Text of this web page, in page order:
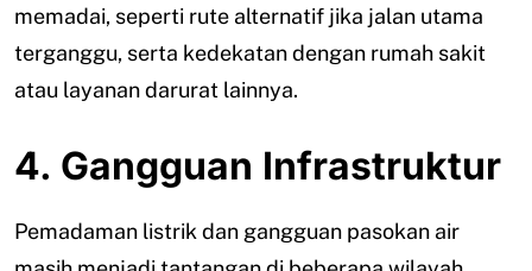
memadai, seperti rute alternatif jika jalan utama
terganggu, serta kedekatan dengan rumah sakit
atau layanan darurat lainnya.
4. Gangguan Infrastruktur
Pemadaman listrik dan gangguan pasokan air